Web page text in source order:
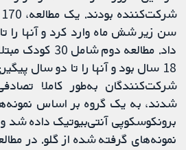
سن زیر شش ماه وارد کرد و آنها را
18 سال بود و آنها را تا دو سال
شرکت‌کنندگان به‌طور کاملا
شدند، به یک گروه بر اساس
برونکوسکوپی آنتی‌بیوتیک داده شد
نمونه‌های گرفته شده از گلو. در